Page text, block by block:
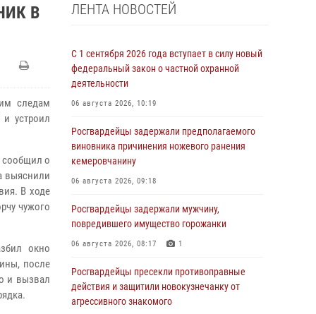
В
следам
устроил
сообщил о
выяснили
В ходе
чужого
окно
после
и вызвал
ЛЕНТА НОВОСТЕЙ
С 1 сентября 2026 года вступает в силу новый
федеральный закон о частной охранной
деятельности
06 августа 2026, 10:19
Росгвардейцы задержали предполагаемого
виновника причинения ножевого ранения
кемеровчанину
06 августа 2026, 09:18
Росгвардейцы задержали мужчину,
повредившего имущество горожанки
06 августа 2026, 08:17 1
Росгвардейцы пресекли противоправные
действия и защитили новокузнечанку от
агрессивного знакомого